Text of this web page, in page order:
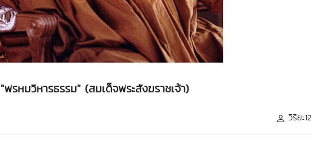
"พรหมวิหารธรรม" (สมเด็จพระสังฆราชเจ้า)
วิริยะ12